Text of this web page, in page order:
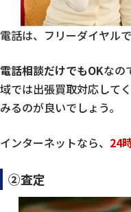
電話は、フリーダイヤル
電話相談だけでもOKなの
域では出張買取対応して
みるのが良いでしょう。
インターネットなら、 24
②査定